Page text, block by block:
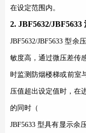
在设定范围内。
2. JBF5632/JBF5633
JBF5632/JBF5633型余
敏度高，通过微压差传
时监测防烟楼梯或前室
压值超出设定值时，在
的同时（
JBF5633型具有显示余